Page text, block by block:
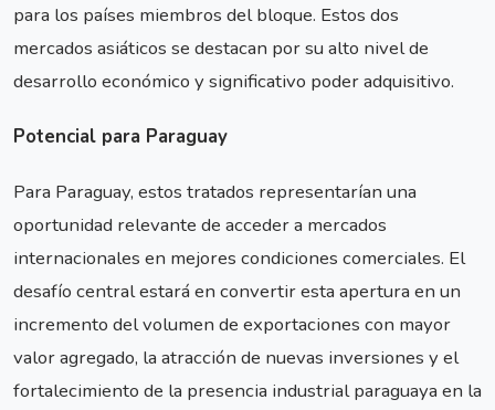
para los países miembros del bloque. Estos dos
mercados asiáticos se destacan por su alto nivel de
desarrollo económico y significativo poder adquisitivo.
Potencial para Paraguay
Para Paraguay, estos tratados representarían una
oportunidad relevante de acceder a mercados
internacionales en mejores condiciones comerciales. El
desafío central estará en convertir esta apertura en un
incremento del volumen de exportaciones con mayor
valor agregado, la atracción de nuevas inversiones y el
fortalecimiento de la presencia industrial paraguaya en la